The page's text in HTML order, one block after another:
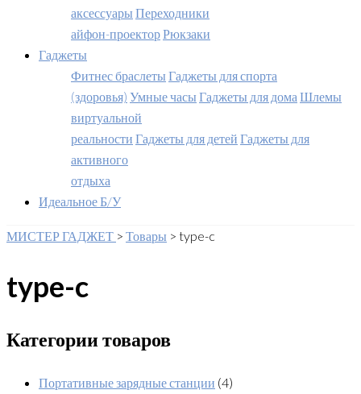
аксессуары Переходники
айфон-проекторРюкзаки
Гаджеты
Фитнес браслеты Гаджеты для спорта
(здоровья) Умные часы Гаджеты для дома Шлемы
виртуальной
реальности Гаджеты для детей Гаджеты для
активного
отдыха
Идеальное Б/У
МИСТЕР ГАДЖЕТ > Товары > type-c
type-c
Категории товаров
Портативные зарядные станции (4)